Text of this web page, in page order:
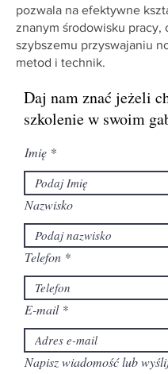
pozwala na efektywne
znanym środowisku pracy,
szybszemu przyswajaniu
metod i technik.
Daj nam znać jeżeli
szkolenie w swoim
Imię
Nazwisko
Telefon
E-mail
Napisz wiadomość lub